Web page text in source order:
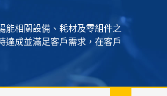
能相關設備、耗材及零組件之
達成並滿足客戶需求，在客戶